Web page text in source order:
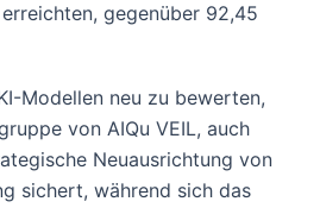
gegenüber 92,45
Modellen neu zu bewerten,
von AIQu VEIL, auch
Neuausrichtung von
sichert, während sich das